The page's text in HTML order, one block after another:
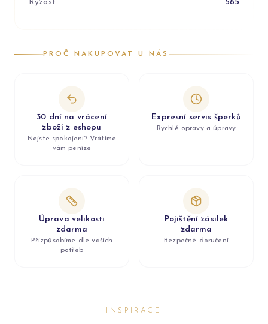
Ryzost 585
PROČ NAKUPOVAT U NÁS
30 dní na vrácení
zboží z eshopu
Nejste spokojeni? Vrátíme
vám peníze
Expresní servis šperků
Rychlé opravy a úpravy
Úprava velikosti
zdarma
Přizpůsobíme dle vašich
potřeb
Pojištění zásilek
zdarma
Bezpečné doručení
INSPIRACE